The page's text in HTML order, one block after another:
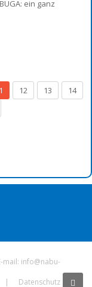
ein ganz
12 13
14
info@nabu-
Datenschutz